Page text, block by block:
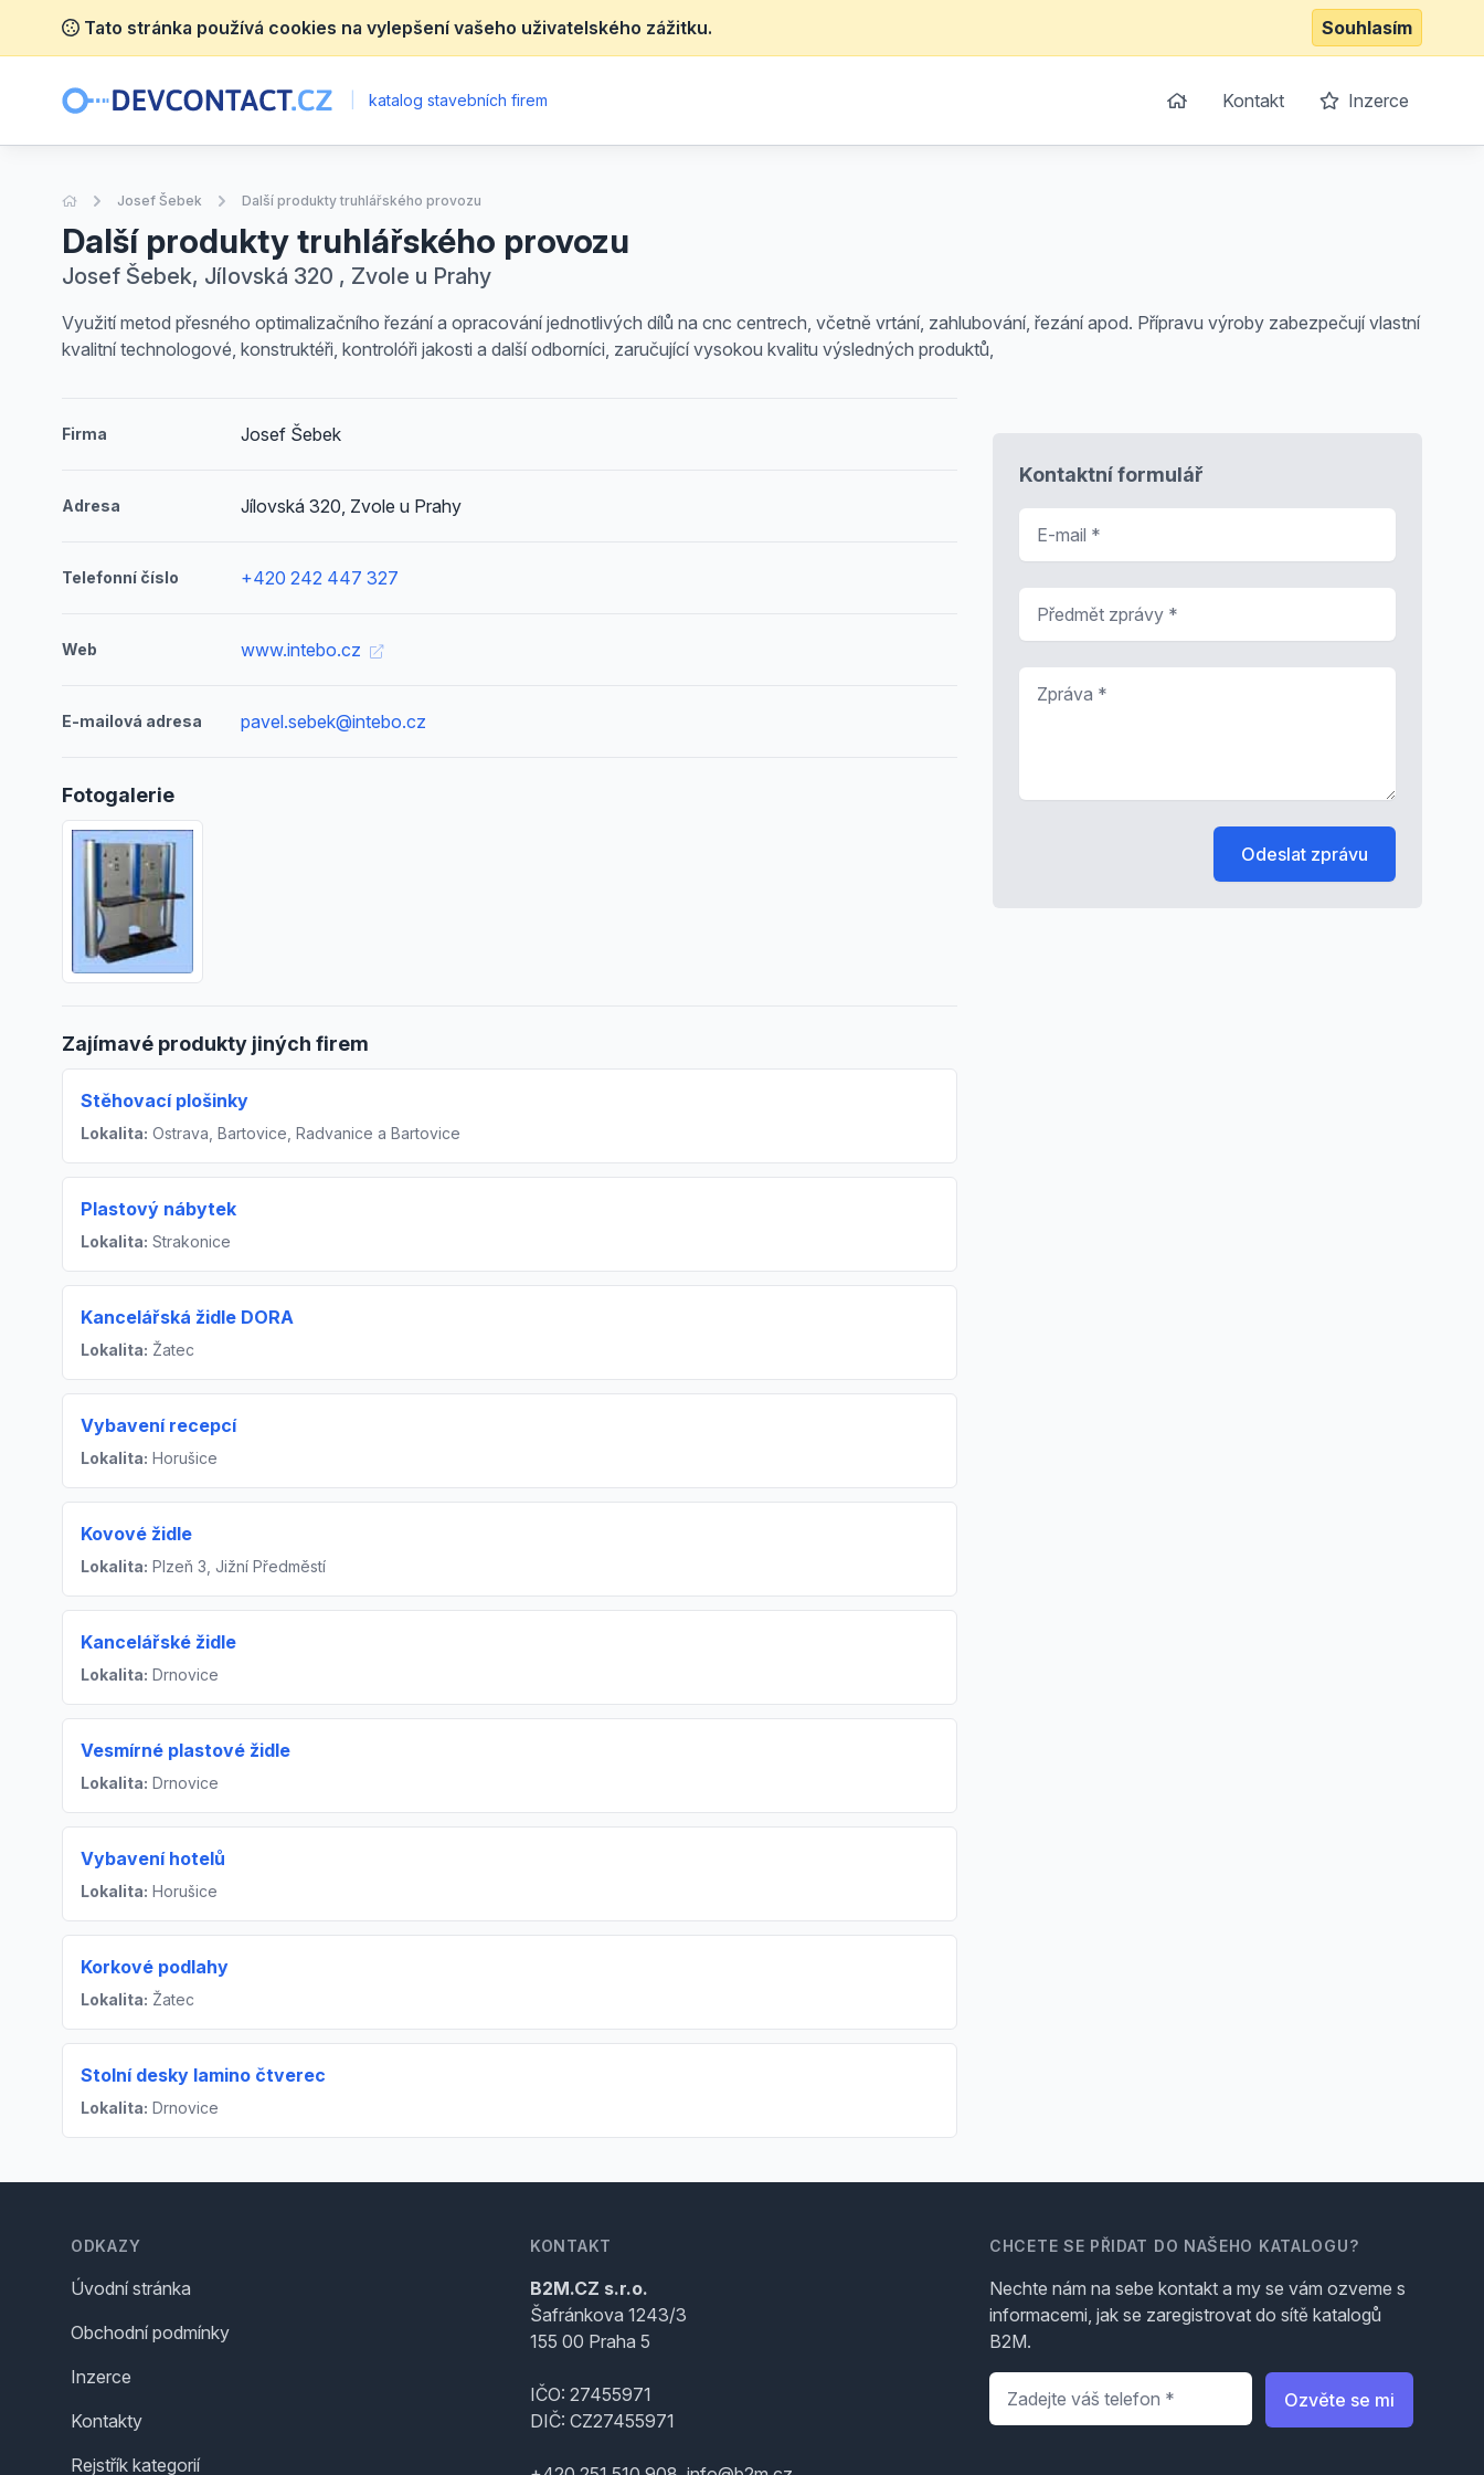
Tato stránka používá cookies na vylepšení vašeho uživatelského zážitku. Souhlasím
katalog stavebních firem Kontakt Inzerce
Úvodní stránka
Josef Šebek Další produkty truhlářského provozu
Další produkty truhlářského provozu
Josef Šebek, Jílovská 320 , Zvole u Prahy
Využití metod přesného optimalizačního řezání a opracování jednotlivých dílů na cnc centrech, včetně vrtání, zahlubování, řezání apod. Přípravu výroby zabezpečují vlastní
kvalitní technologové, konstruktéři, kontrolóři jakosti a další odborníci, zaručující vysokou kvalitu výsledných produktů,
Firma Josef Šebek
Adresa Jílovská 320, Zvole u Prahy
Telefonní číslo +420 242 447 327
Web www.intebo.cz
E-mailová adresa pavel.sebek@intebo.cz
Fotogalerie
Zajímavé produkty jiných firem
Stěhovací plošinky
Lokalita: Ostrava, Bartovice, Radvanice a Bartovice
Plastový nábytek
Lokalita: Strakonice
Kancelářská židle DORA
Lokalita: Žatec
Vybavení recepcí
Lokalita: Horušice
Kovové židle
Lokalita: Plzeň 3, Jižní Předměstí
Kancelářské židle
Lokalita: Drnovice
Vesmírné plastové židle
Lokalita: Drnovice
Vybavení hotelů
Lokalita: Horušice
Korkové podlahy
Lokalita: Žatec
Stolní desky lamino čtverec
Lokalita: Drnovice
Kontaktní formulář
Odeslat zprávu
ODKAZY
Úvodní stránka
Obchodní podmínky
Inzerce
Kontakty
Rejstřík kategorií
KONTAKT
B2M.CZ s.r.o.
Šafránkova 1243/3
155 00 Praha 5
IČO: 27455971
DIČ: CZ27455971
CHCETE SE PŘIDAT DO NAŠEHO KATALOGU?
Nechte nám na sebe kontakt a my se vám ozveme s
informacemi, jak se zaregistrovat do sítě katalogů
B2M.
Telefon
Ozvěte se mi